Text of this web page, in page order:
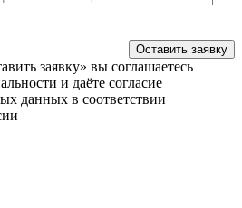
заявку» вы соглашаетесь
и даёте согласие
данных в соответствии